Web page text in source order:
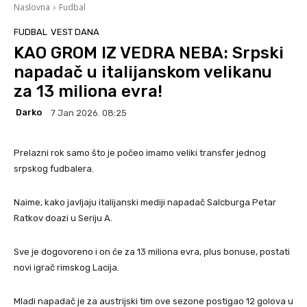
Naslovna Fudbal
FUDBAL VEST DANA
KAO GROM IZ VEDRA NEBA: Srpski
napadač u italijanskom velikanu
za 13 miliona evra!
Darko 7 Jan 2026. 08:25
Prelazni rok samo što je počeo imamo veliki transfer jednog
srpskog fudbalera.
Naime, kako javljaju italijanski mediji napadač Salcburga Petar
Ratkov doazi u Seriju A.
Sve je dogovoreno i on će za 13 miliona evra, plus bonuse, postati
novi igrač rimskog Lacija.
Mladi napadač je za austrijski tim ove sezone postigao 12 golova u